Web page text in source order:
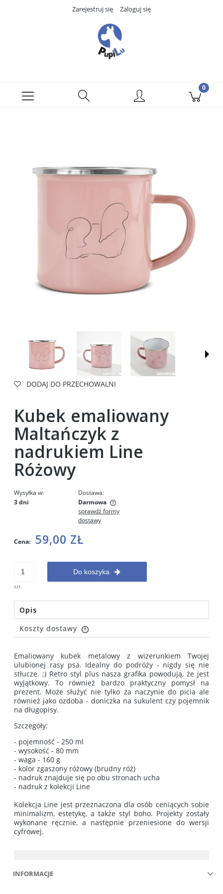
Zarejestruj się Zaloguj się
DODAJ DO PRZECHOWALNI
Kubek emaliowany
Maltańczyk z
nadrukiem Line
Różowy
Wysyłka w:
3 dni
Dostawa:
Darmowa
Cena nie zawiera ewentualnych kosztów płatności
sprawdź formy
dostawy
Cena: 59,00 ZŁ
szt.
Do koszyka
Opis
Koszty dostawy
Cena nie zawiera ewentualnych kosztów płatności
Emaliowany kubek metalowy z wizerunkiem Twojej
ulubionej rasy psa. Idealny do podróży - nigdy się nie
stłucze. ;) Retro styl plus nasza grafika powodują, że jest
wyjątkowy. To również bardzo praktyczny pomysł na
prezent. Może służyć nie tylko za naczynie do picia ale
również jako ozdoba - doniczka na sukulent czy pojemnik
na długopisy.
Szczegóły:
- pojemność - 250 ml
- wysokość - 80 mm
- waga - 160 g
- kolor zgaszony różowy (brudny róż)
- nadruk znajduje się po obu stronach ucha
- nadruk z kolekcji Line
Kolekcja Line jest przeznaczona dla osób ceniących sobie
minimalizm, estetykę, a także styl boho. Projekty zostały
wykonane ręcznie, a następnie przeniesione do wersji
cyfrowej.
INFORMACJE